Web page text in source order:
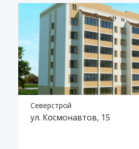
Северстрой
ул. Космонавтов, 15